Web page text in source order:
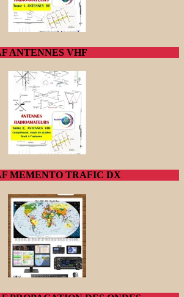
ANTENNES VHF
MEMENTO TRAFIC DX